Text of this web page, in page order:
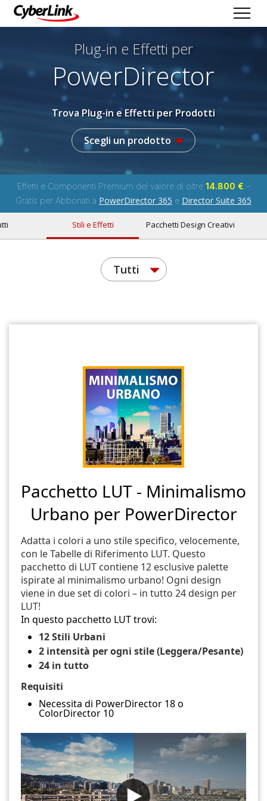
Plug-in e Effetti per
PowerDirector
Trova Plug-in e Effetti per Prodotti
Scegli un prodotto
Effetti e Componenti Premium del valore di oltre 14.800 € –
Gratis per Abbonati a PowerDirector 365 e Director Suite 365
Stili e Effetti Pacchetti Design Creativi
Tutti
Pacchetto LUT - Minimalismo
Urbano per PowerDirector
Adatta i colori a uno stile specifico, velocemente,
con le Tabelle di Riferimento LUT. Questo
pacchetto di LUT contiene 12 esclusive palette
ispirate al minimalismo urbano! Ogni design
viene in due set di colori – in tutto 24 design per
LUT!
In questo pacchetto LUT trovi:
12 Stili Urbani
2 intensità per ogni stile (Leggera/Pesante)
24 in tutto
Requisiti
Necessita di PowerDirector 18 o
ColorDirector 10